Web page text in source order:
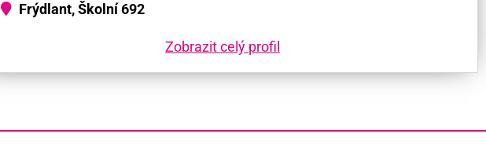
Frýdlant, Školní 692
Zobrazit celý profil